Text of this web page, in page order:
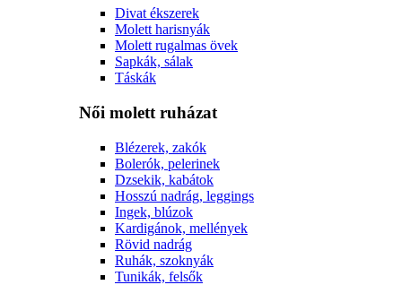
Divat ékszerek
Molett harisnyák
Molett rugalmas övek
Sapkák, sálak
Táskák
Női molett ruházat
Blézerek, zakók
Bolerók, pelerinek
Dzsekik, kabátok
Hosszú nadrág, leggings
Ingek, blúzok
Kardigánok, mellények
Rövid nadrág
Ruhák, szoknyák
Tunikák, felsők